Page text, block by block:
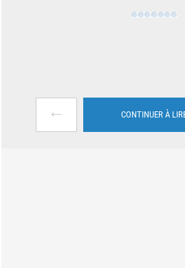
← CONTINUER À